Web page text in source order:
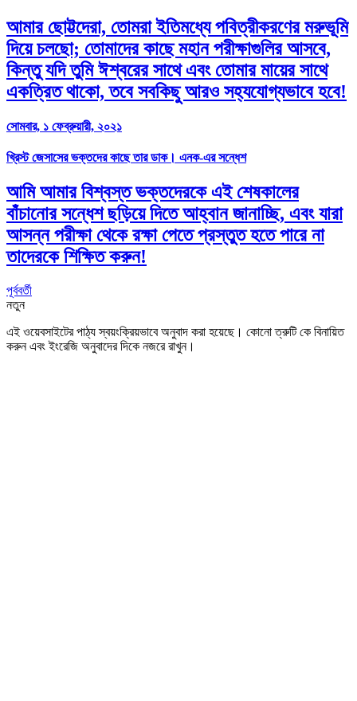
আমার ছোট্টদেরা, তোমরা ইতিমধ্যে পবিত্রীকরণের মরুভূমি
দিয়ে চলছো; তোমাদের কাছে মহান পরীক্ষাগুলির আসবে,
কিন্তু যদি তুমি ঈশ্বরের সাথে এবং তোমার মায়ের সাথে
একত্রিত থাকো, তবে সবকিছু আরও সহ্যযোগ্যভাবে হবে!
সোমবার, ১ ফেব্রুয়ারী, ২০২১
খ্রিস্ট জেসাসের ভক্তদের কাছে তার ডাক। এনক-এর সন্ধেশ
আমি আমার বিশ্বস্ত ভক্তদেরকে এই শেষকালের
বাঁচানোর সন্ধেশ ছড়িয়ে দিতে আহ্বান জানাচ্ছি, এবং যারা
আসন্ন পরীক্ষা থেকে রক্ষা পেতে প্রস্তুত হতে পারে না
তাদেরকে শিক্ষিত করুন!
পূর্ববর্তী
নতুন
এই ওয়েবসাইটের পাঠ্য স্বয়ংক্রিয়ভাবে অনুবাদ করা হয়েছে। কোনো ত্রুটি কে বিনায়িত
করুন এবং ইংরেজি অনুবাদের দিকে নজরে রাখুন।